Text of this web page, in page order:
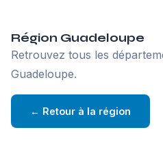
Région Guadeloupe
Retrouvez tous les
Guadeloupe.
← Retour à la région